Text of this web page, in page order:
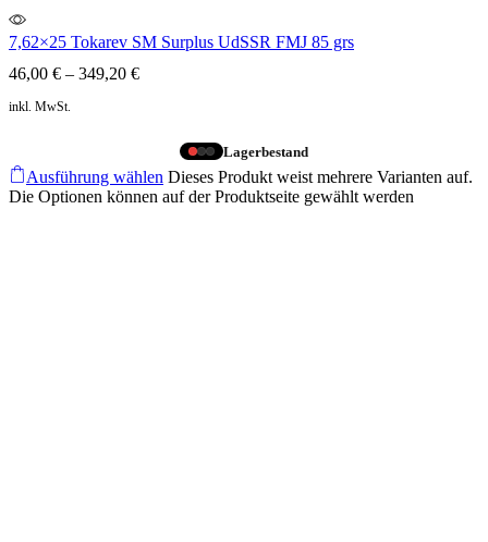
7,62×25 Tokarev SM Surplus UdSSR FMJ 85 grs
46,00 € – 349,20 €
inkl. MwSt.
Lagerbestand
Ausführung wählen Dieses Produkt weist mehrere Varianten auf.
Die Optionen können auf der Produktseite gewählt werden